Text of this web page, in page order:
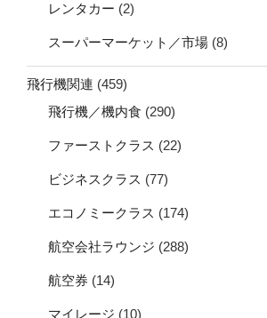
レンタカー (2)
スーパーマーケット／市場 (8)
飛行機関連 (459)
飛行機／機内食 (290)
ファーストクラス (22)
ビジネスクラス (77)
エコノミークラス (174)
航空会社ラウンジ (288)
航空券 (14)
マイレージ (10)